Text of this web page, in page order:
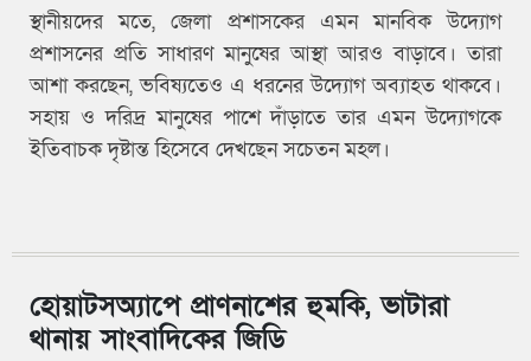
স্থানীয়দের মতে, জেলা প্রশাসকের এমন মানবিক উদ্যোগ
প্রশাসনের প্রতি সাধারণ মানুষের আস্থা আরও বাড়াবে। তারা
আশা করছেন, ভবিষ্যতেও এ ধরনের উদ্যোগ অব্যাহত থাকবে।
সহায় ও দরিদ্র মানুষের পাশে দাঁড়াতে তার এমন উদ্যোগকে
ইতিবাচক দৃষ্টান্ত হিসেবে দেখছেন সচেতন মহল।
হোয়াটসঅ্যাপে প্রাণনাশের হুমকি, ভাটারা
থানায় সাংবাদিকের জিডি